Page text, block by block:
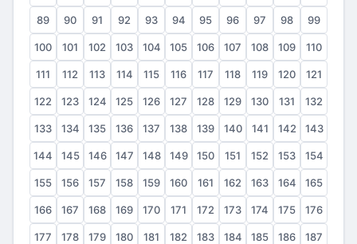
89 90 91 92 93 94 95 96 97 98 99
100 101 102 103 104 105 106 107 108 109 110
111 112 113 114 115 116 117 118 119 120 121
122 123 124 125 126 127 128 129 130 131 132
133 134 135 136 137 138 139 140 141 142 143
144 145 146 147 148 149 150 151 152 153 154
155 156 157 158 159 160 161 162 163 164 165
166 167 168 169 170 171 172 173 174 175 176
177 178 179 180 181 182 183 184 185 186 187